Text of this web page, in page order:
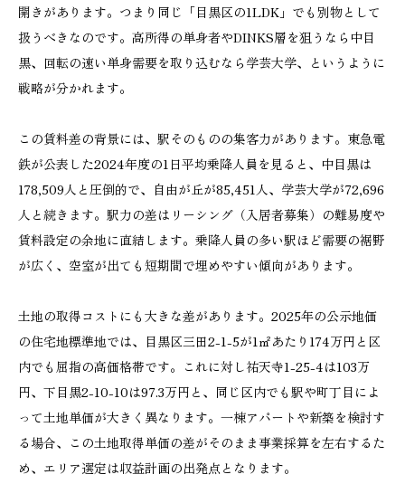
開きがあります。つまり同じ「目黒区の1LDK」でも別物として
扱うべきなのです。高所得の単身者やDINKS層を狙うなら中目
黒、回転の速い単身需要を取り込むなら学芸大学、というように
戦略が分かれます。
この賃料差の背景には、駅そのものの集客力があります。東急電
鉄が公表した2024年度の1日平均乗降人員を見ると、中目黒は
178,509人と圧倒的で、自由が丘が85,451人、学芸大学が72,696
人と続きます。駅力の差はリーシング（入居者募集）の難易度や
賃料設定の余地に直結します。乗降人員の多い駅ほど需要の裾野
が広く、空室が出ても短期間で埋めやすい傾向があります。
土地の取得コストにも大きな差があります。2025年の公示地価
の住宅地標準地では、目黒区三田2-1-5が1㎡あたり174万円と区
内でも屈指の高価格帯です。これに対し祐天寺1-25-4は103万
円、下目黒2-10-10は97.3万円と、同じ区内でも駅や町丁目によ
って土地単価が大きく異なります。一棟アパートや新築を検討す
る場合、この土地取得単価の差がそのまま事業採算を左右するた
め、エリア選定は収益計画の出発点となります。